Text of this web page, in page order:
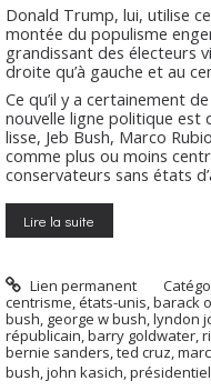
Donald Trump, lui, utilise
montée du populisme
grandissant des électeurs
droite qu’à gauche et au
Ce qu’il y a certainement
nouvelle ligne politique est
lisse, Jeb Bush, Marco
comme plus ou moins
conservateurs sans états
Lire la suite
Lien permanent
centrisme états-unis barack
bush george w bush lyndon
républicain barry goldwater
bernie sanders ted cruz
bush john kasich